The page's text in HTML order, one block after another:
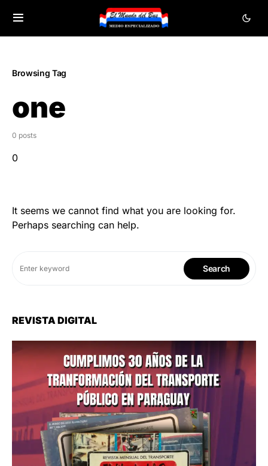
Browsing Tag
one
0 posts
0
It seems we cannot find what you are looking for.
Perhaps searching can help.
Search
REVISTA DIGITAL